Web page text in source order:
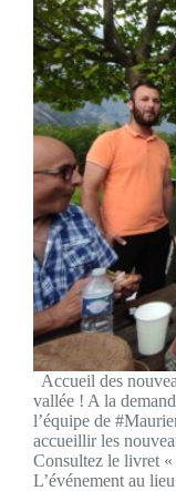
Accueil des
vallée ! A la
l’équipe de
accueillir les
Consultez le livret
L’événement au